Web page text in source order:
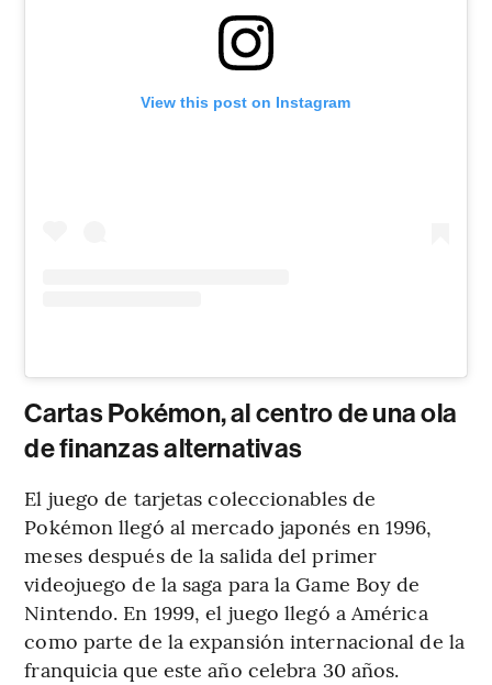
View this post on Instagram
Cartas Pokémon, al centro de una ola
de finanzas alternativas
El juego de tarjetas coleccionables de
Pokémon llegó al mercado japonés en 1996,
meses después de la salida del primer
videojuego de la saga para la Game Boy de
Nintendo. En 1999, el juego llegó a América
como parte de la expansión internacional de la
franquicia que este año celebra 30 años.